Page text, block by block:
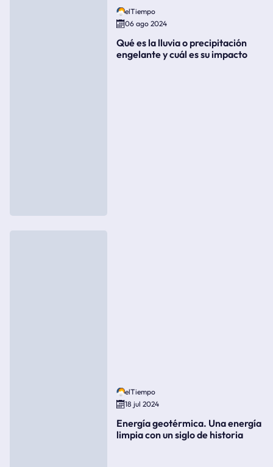
elTiempo
06 ago 2024
Qué es la lluvia o precipitación
engelante y cuál es su impacto
elTiempo
18 jul 2024
Energía geotérmica. Una energía
limpia con un siglo de historia